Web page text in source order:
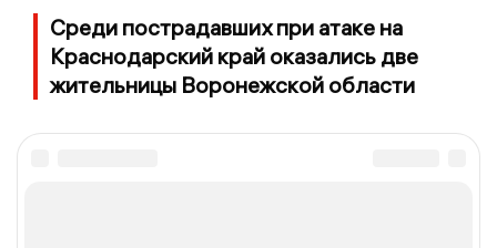
Среди пострадавших при атаке на
Краснодарский край оказались две
жительницы Воронежской области